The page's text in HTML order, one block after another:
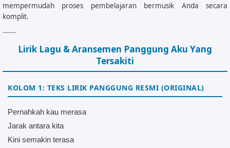
mempermudah proses pembelajaran bermusik Anda secara
komplit.
Lirik Lagu & Aransemen Panggung Aku Yang
Tersakiti
KOLOM 1: TEKS LIRIK PANGGUNG RESMI (ORIGINAL)
Pernahkah kau merasa
Jarak antara kita
Kini semakin terasa